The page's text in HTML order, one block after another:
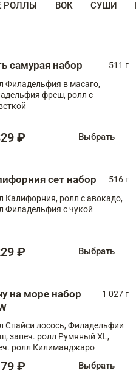
РОЛЛЫ ВОК СУШИ
самурая набор
511 г
Филадельфия в масаго,
фреш, ролл с
₽ Выбрать
сет набор
516 г
Калифорния, ролл с авокадо,
Филадельфия с чукой
₽ Выбрать
на море набор
1 027 г
Спайси лосось, Филадельфии
запеч. ролл Румяный XL,
ролл Килиманджаро
₽ Выбрать